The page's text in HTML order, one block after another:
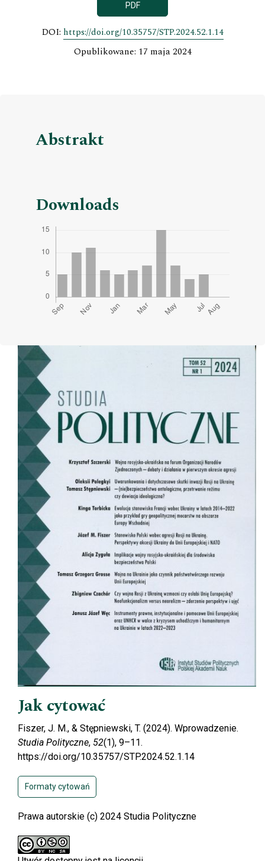
PDF
DOI: https://doi.org/10.35757/STP.2024.52.1.14
Opublikowane: 17 maja 2024
Abstrakt
Downloads
Cover image
Jak cytować
Fiszer, J. M., & Stępniewski, T. (2024). Wprowadzenie.
Studia Polityczne, 52(1), 9–11.
https://doi.org/10.35757/STP.2024.52.1.14
Formaty cytowań
Prawa autorskie (c) 2024 Studia Polityczne